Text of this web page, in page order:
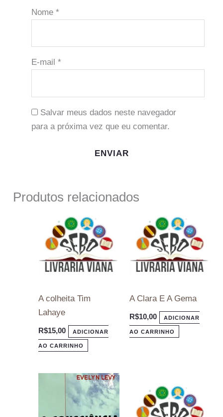
Nome *
E-mail *
Salvar meus dados neste navegador
para a próxima vez que eu comentar.
Produtos relacionados
A colheita Tim
Lahaye
R$15,00 ADICIONAR
AO CARRINHO
A Clara E A Gema
R$10,00 ADICIONAR
AO CARRINHO